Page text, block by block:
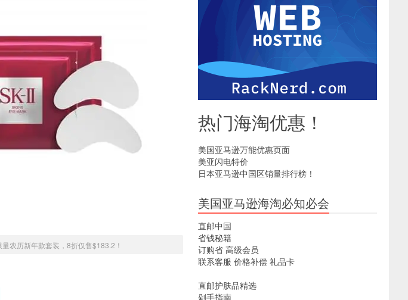
农历新年款套装，8折仅售$183.2！
热门海淘优惠！
美国亚马逊万能优惠页面
美亚闪电特价
日本亚马逊中国区销量排行榜！
美国亚马逊海淘必知必会
直邮中国
省钱秘籍
订购省 高级会员
联系客服 价格补偿 礼品卡
直邮护肤品精选
剁手指南